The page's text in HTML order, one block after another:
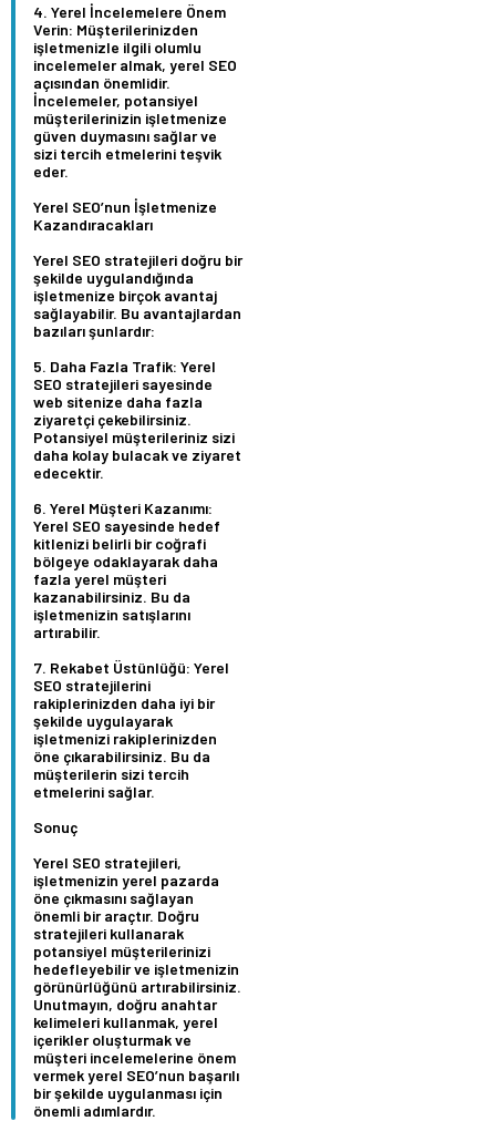
Yerel İncelemelere Önem
Verin: Müşterilerinizden
işletmenizle ilgili olumlu
incelemeler almak, yerel SEO
açısından önemlidir.
İncelemeler, potansiyel
müşterilerinizin işletmenize
güven duymasını sağlar ve
sizi tercih etmelerini teşvik
eder.
Yerel SEO’nun İşletmenize
Kazandıracakları
Yerel SEO stratejileri doğru bir
şekilde uygulandığında
işletmenize birçok avantaj
sağlayabilir. Bu avantajlardan
bazıları şunlardır:
Daha Fazla Trafik: Yerel
SEO stratejileri sayesinde
web sitenize daha fazla
ziyaretçi çekebilirsiniz.
Potansiyel müşterileriniz sizi
daha kolay bulacak ve ziyaret
edecektir.
Yerel Müşteri Kazanımı:
Yerel SEO sayesinde hedef
kitlenizi belirli bir coğrafi
bölgeye odaklayarak daha
fazla yerel müşteri
kazanabilirsiniz. Bu da
işletmenizin satışlarını
artırabilir.
Rekabet Üstünlüğü: Yerel
SEO stratejilerini
rakiplerinizden daha iyi bir
şekilde uygulayarak
işletmenizi rakiplerinizden
öne çıkarabilirsiniz. Bu da
müşterilerin sizi tercih
etmelerini sağlar.
Sonuç
Yerel SEO stratejileri,
işletmenizin yerel pazarda
öne çıkmasını sağlayan
önemli bir araçtır. Doğru
stratejileri kullanarak
potansiyel müşterilerinizi
hedefleyebilir ve işletmenizin
görünürlüğünü artırabilirsiniz.
Unutmayın, doğru anahtar
kelimeleri kullanmak, yerel
içerikler oluşturmak ve
müşteri incelemelerine önem
vermek yerel SEO’nun başarılı
bir şekilde uygulanması için
önemli adımlardır.